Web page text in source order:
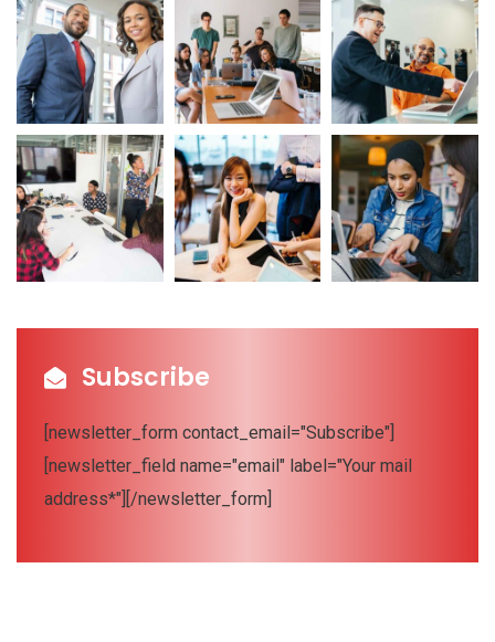
Subscribe
[newsletter_form contact_email="Subscribe"]
[newsletter_field name="email" label="Your mail
address*"][/newsletter_form]